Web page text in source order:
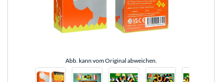
Abb. kann vom Original abweichen.